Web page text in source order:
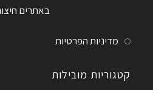
באתרים
מדיניות הפרטיות
קטגוריות מובילות